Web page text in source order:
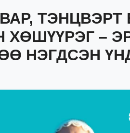
ТЭНЦВЭРТ
–
НЭГДСЭН